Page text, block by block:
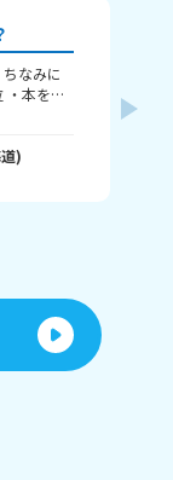
なみに
・本を読
す！ じ
)